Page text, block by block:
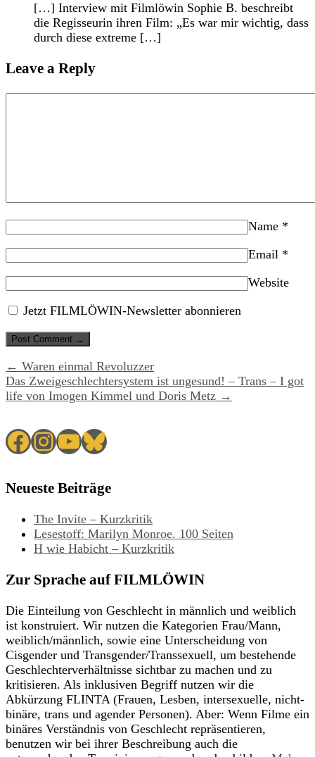
[…] Interview mit Filmlöwin Sophie B. beschreibt
die Regisseurin ihren Film: „Es war mir wichtig, dass
durch diese extreme […]
Leave a Reply
Name *
Email *
Website
Jetzt FILMLÖWIN-Newsletter abonnieren
← Waren einmal Revoluzzer
Das Zweigeschlechtersystem ist ungesund! – Trans – I got
life von Imogen Kimmel und Doris Metz →
Facebook
Instagram
YouTube
Bluesky
Neueste Beiträge
The Invite – Kurzkritik
Lesestoff: Marilyn Monroe. 100 Seiten
H wie Habicht – Kurzkritik
Zur Sprache auf FILMLÖWIN
Die Einteilung von Geschlecht in männlich und weiblich
ist konstruiert. Wir nutzen die Kategorien Frau/Mann,
weiblich/männlich, sowie eine Unterscheidung von
Cisgender und Transgender/Transsexuell, um bestehende
Geschlechterverhältnisse sichtbar zu machen und zu
kritisieren. Als inklusiven Begriff nutzen wir die
Abkürzung FLINTA (Frauen, Lesben, intersexuelle, nicht-
binäre, trans und agender Personen). Aber: Wenn Filme ein
binäres Verständnis von Geschlecht repräsentieren,
benutzen wir bei ihrer Beschreibung auch die